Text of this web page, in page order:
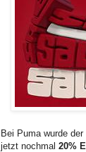
Bei Puma wurde der
jetzt nochmal 20%